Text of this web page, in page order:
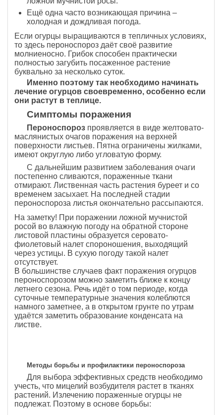
Ещё одна часто возникающая причина –
холодная и дождливая погода.
Если огурцы выращиваются в тепличных условиях,
то здесь пероноспороз даёт своё развитие
молниеносно. Грибок способен практически
полностью загубить посаженное растение
буквально за несколько суток.
Именно поэтому так необходимо начинать
лечение огурцов своевременно, особенно если
они растут в теплице.
Симптомы поражения
Пероноспорозпроявляется в виде желтовато-
маслянистых очагов поражения на верхней
поверхности листьев. Пятна ограничены жилками,
имеют округлую либо угловатую форму.
С дальнейшим развитием заболевания очаги
постепенно сливаются, пораженные ткани
отмирают. Лиственная часть растения буреет и со
временем засыхает. На последней стадии
пероноспороза листья окончательно рассыпаются.
На заметку! При поражении ложной мучнистой
росой во влажную погоду на обратной стороне
листовой пластины образуется серовато-
фиолетовый налет спороношения, выходящий
через устицы. В сухую погоду такой налет
отсутствует.
В большинстве случаев факт поражения огурцов
пероноспорозом можно заметить ближе к концу
летнего сезона. Речь идёт о том периоде, когда
суточные температурные значения колеблются
намного заметнее, а в открытом грунте по утрам
удаётся заметить образование конденсата на
листве.
Методы борьбы и профилактики пероноспороза
Для выбора эффективных средств необходимо
учесть, что мицелий возбудителя растет в тканях
растений. Излечению пораженные огурцы не
подлежат. Поэтому в основе борьбы: